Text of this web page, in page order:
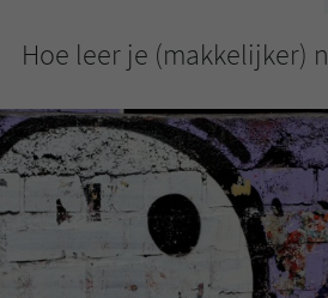
Hoe leer je (makkelijker)